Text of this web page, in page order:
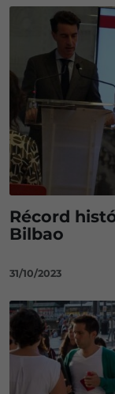
Récord
Bilbao
31/10/2023